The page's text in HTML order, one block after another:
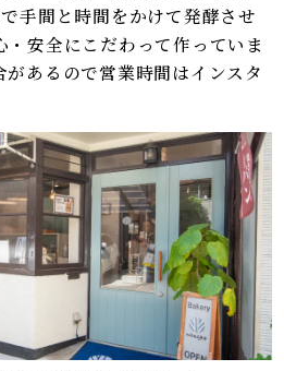
手間と時間をかけて発酵させ
安全にこだわって作っていま
あるので営業時間はインスタ